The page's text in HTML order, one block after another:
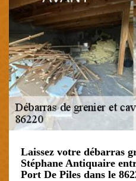
Laissez votre débarras
Stéphane Antiquaire
Port De Piles dans le